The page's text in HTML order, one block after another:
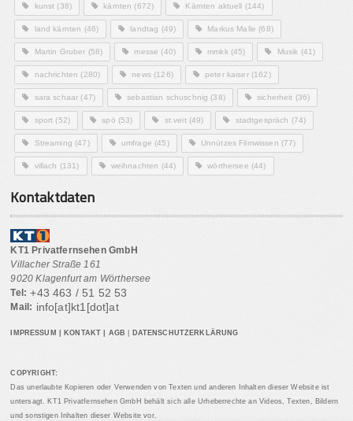
kunst (38) kärnten (672) Kärnten aktuell (144)
land kärnten (46) landtag (49) Markus Malle (68)
Martin Gruber (58) messe (40) mmkk(45) Musik (41)
nachrichten (280) news(126) peter kaiser(162)
sara schaar (47) sebastian schuschnig (38) sicherheit (36)
sport (52) spö (53) st.veit(49) stadtgespräch (74)
Streaming (47) umfrage (45) Unnützes Filmwissen (77)
villach (131) weihnachten (44) wörthersee (44)
Kontaktdaten
KT1 Privatfernsehen GmbH
Villacher Straße 161
9020 Klagenfurt am Wörthersee
Tel: +43 463 / 51 52 53
Mail: info[at]kt1[dot]at
IMPRESSUM KONTAKT AGB DATENSCHUTZERKLÄRUNG
COPYRIGHT:
Das unerlaubte Kopieren oder Verwenden von Texten und anderen Inhalten dieser Website ist
untersagt. KT1 Privatfernsehen GmbH behält sich alle Urheberrechte an Videos, Texten, Bildern
und sonstigen Inhalten dieser Website vor.